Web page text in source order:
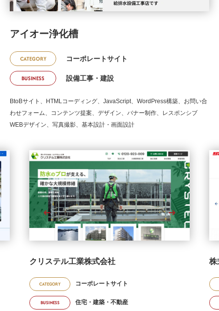
アイオー浄化槽
CATEGORY コーポレートサイト
BUSINESS 設備工事・建設
BtoBサイト、HTMLコーディング、JavaScript、WordPress構築、お問い合
わせフォーム、コンテンツ提案、デザイン、バナー制作、レスポンシブ
WEBデザイン、写真撮影、基本設計・画面設計
クリステル工業株式会社
CATEGORY コーポレートサイト
BUSINESS 住宅・建築・不動産
株